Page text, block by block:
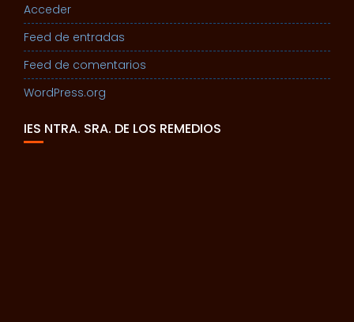
Acceder
Feed de entradas
Feed de comentarios
WordPress.org
IES NTRA. SRA. DE LOS REMEDIOS